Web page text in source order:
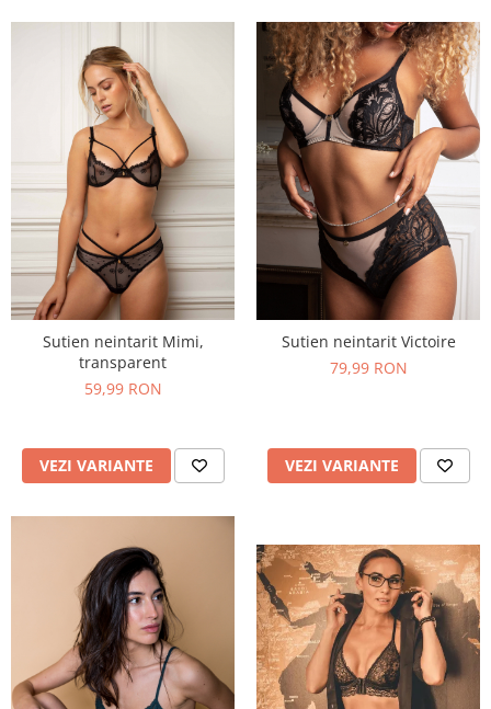
Sutien neintarit Mimi,
transparent
59,99 RON
VEZI VARIANTE
Sutien neintarit Victoire
79,99 RON
VEZI VARIANTE